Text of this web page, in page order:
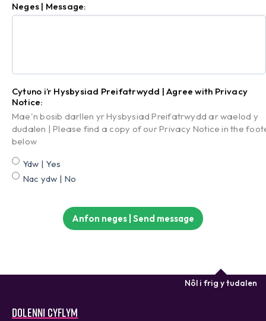
Neges | Message:
Cytuno i’r Hysbysiad Preifatrwydd | Agree with Privacy
Notice:
Mae'n bosib darllen yr Hysbysiad Preifatrwydd ar waelod y
dudalen | Please find a copy of our Privacy Notice in the
below
Ydw | Yes
Nac ydw | No
Dolenni cyflym
Nôl i frig y tudalen